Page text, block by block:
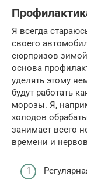
Я всегда
своего
сюрпризов
основа
уделять этому
будут работать
морозы. Я,
холодов
занимает всего
времени и